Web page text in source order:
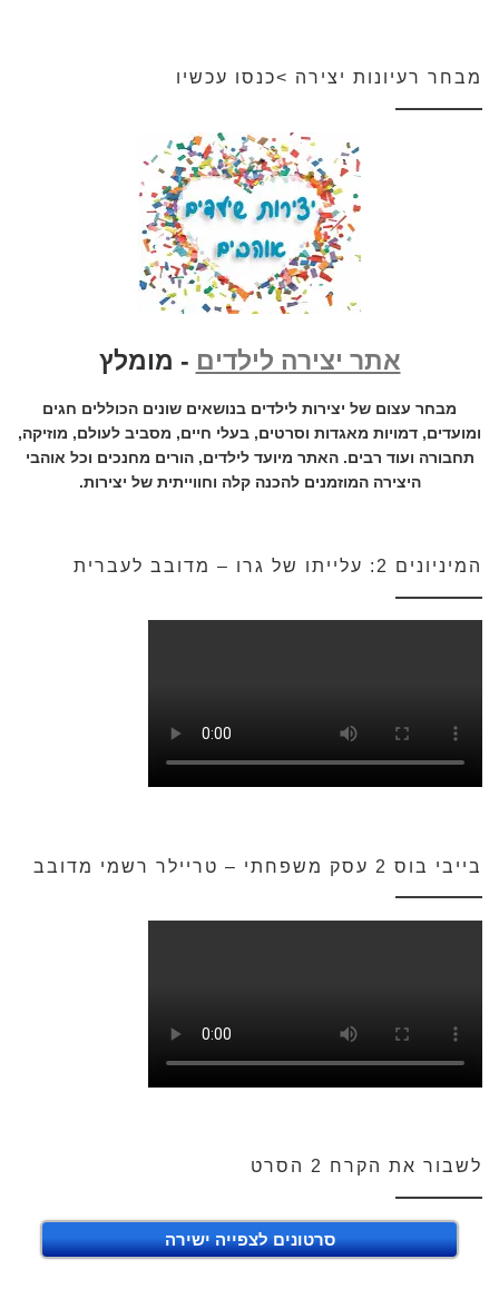
מבחר רעיונות יצירה >כנסו עכשיו
אתר יצירה לילדים - מומלץ
מבחר עצום של יצירות לילדים בנושאים שונים הכוללים חגים
ומועדים, דמויות מאגדות וסרטים, בעלי חיים, מסביב לעולם, מוזיקה,
תחבורה ועוד רבים. האתר מיועד לילדים, הורים מחנכים וכל אוהבי
היצירה המוזמנים להכנה קלה וחווייתית של יצירות.
המיניונים 2: עלייתו של גרו – מדובב לעברית
בייבי בוס 2 עסק משפחתי – טריילר רשמי מדובב
לשבור את הקרח 2 הסרט
סרטונים לצפייה ישירה